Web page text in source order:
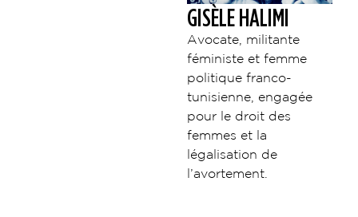
GISÈLE HALIMI
Avocate, militante
féministe et femme
politique franco-
tunisienne, engagée
pour le droit des
femmes et la
légalisation de
l’avortement.